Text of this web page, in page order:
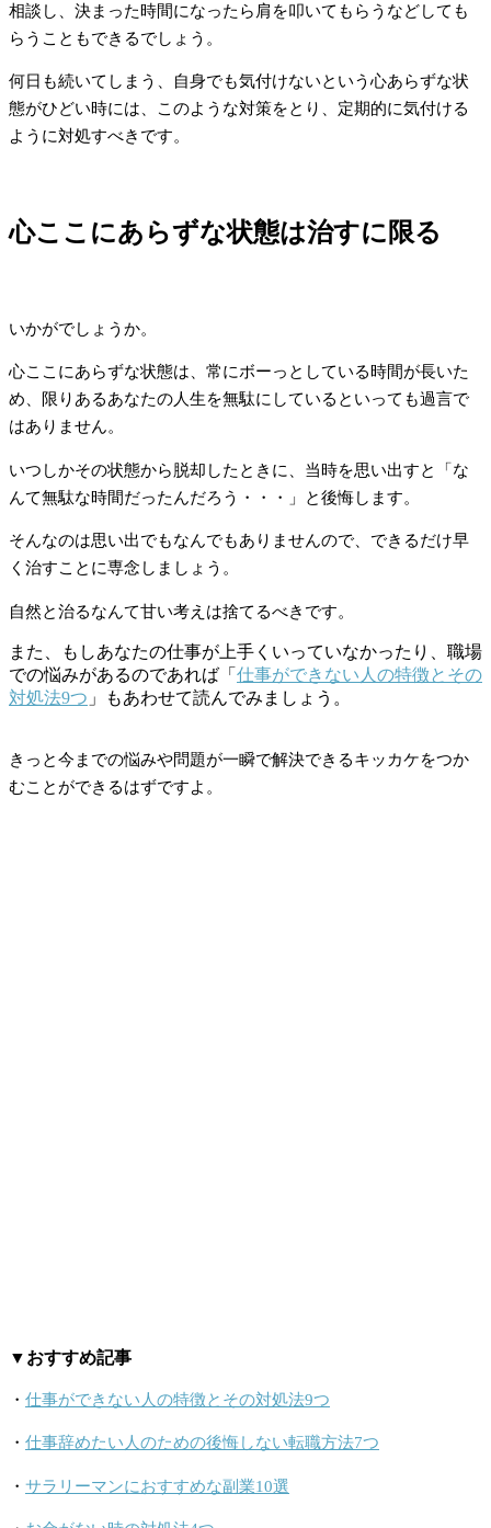
相談し、決まった時間になったら肩を叩いてもらうなどしても
らうこともできるでしょう。
何日も続いてしまう、自身でも気付けないという心あらずな状
態がひどい時には、このような対策をとり、定期的に気付ける
ように対処すべきです。
心ここにあらずな状態は治すに限る
いかがでしょうか。
心ここにあらずな状態は、常にボーっとしている時間が長いた
め、限りあるあなたの人生を無駄にしているといっても過言で
はありません。
いつしかその状態から脱却したときに、当時を思い出すと「な
んて無駄な時間だったんだろう・・・」と後悔します。
そんなのは思い出でもなんでもありませんので、できるだけ早
く治すことに専念しましょう。
自然と治るなんて甘い考えは捨てるべきです。
また、もしあなたの仕事が上手くいっていなかったり、職場
での悩みがあるのであれば「 仕事ができない人の特徴とその
対処法9つ 」もあわせて読んでみましょう。
きっと今までの悩みや問題が一瞬で解決できるキッカケをつか
むことができるはずですよ。
▼おすすめ記事
・ 仕事ができない人の特徴とその対処法9つ
・ 仕事辞めたい人のための後悔しない転職方法7つ
・ サラリーマンにおすすめな副業10選